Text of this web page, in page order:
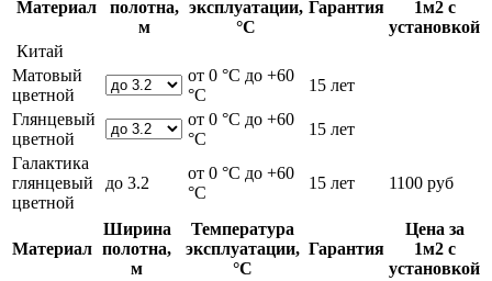
Материал
полотна,
м
эксплуатации,
°С
Гарантия
1м2 с
установкой
Китай
Матовый
цветной
от 0 °С до +60
°С
15 лет
Глянцевый
цветной
от 0 °С до +60
°С
15 лет
Галактика
глянцевый
цветной
до 3.2
от 0 °С до +60
°С
15 лет 1100 руб
Материал
Ширина
полотна,
м
Температура
эксплуатации,
°С
Гарантия
Цена за
1м2 с
установкой